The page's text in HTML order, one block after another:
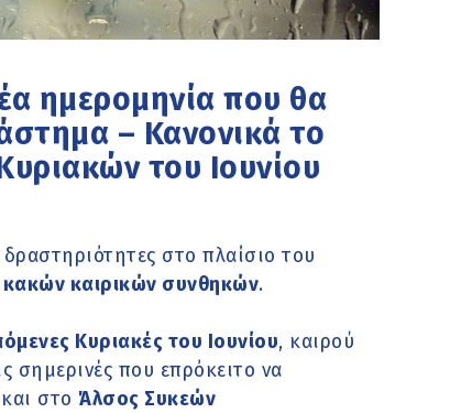
ημερομηνία που θα
– Κανονικά το
του Ιουνίου
στο πλαίσιο του
κακών καιρικών συνθηκών.
Κυριακές του Ιουνίου, καιρού
σημερινές που επρόκειτο να
στο Άλσος Συκεών